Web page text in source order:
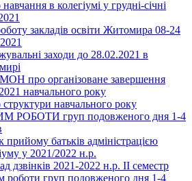
в колегіумі у грудні-січні
закладів освіти Житомира 08-24
заходи до 28.02.2021 в
про організоване завершення
навчального року
навчального року
РОБОТИ груп подовженого дня 1-4
прийому батьків адміністрацією
у 2021/2022 н.р.
дзвінків 2021-2022 н.р. ІІ семестр
роботи груп подовженого дня 1-4